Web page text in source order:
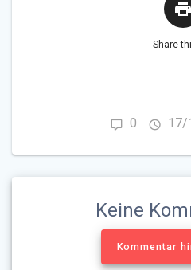
Share
0 17/
Keine
Kommentar